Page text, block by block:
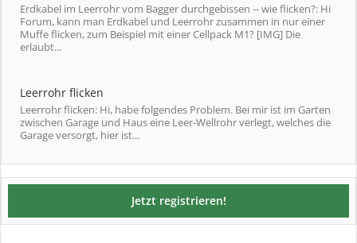
Erdkabel im Leerrohr vom Bagger durchgebissen -- wie flicken?: Hi
Forum, kann man Erdkabel und Leerrohr zusammen in nur einer
Muffe flicken, zum Beispiel mit einer Cellpack M1? [IMG] Die
erlaubt...
Leerrohr flicken
Leerrohr flicken: Hi, habe folgendes Problem. Bei mir ist im Garten
zwischen Garage und Haus eine Leer-Wellrohr verlegt, welches die
Garage versorgt, hier ist...
Jetzt registrieren!